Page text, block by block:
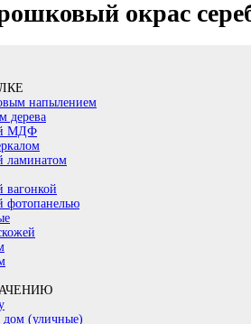
окрас
напылением
дерева
МДФ
ламинатом
вагонкой
фотопанелью
дом (уличные)